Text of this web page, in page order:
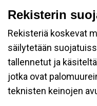
Rekisterin
Rekisteriä koskevat
säilytetään
tallennetut ja
jotka ovat
teknisten keinojen